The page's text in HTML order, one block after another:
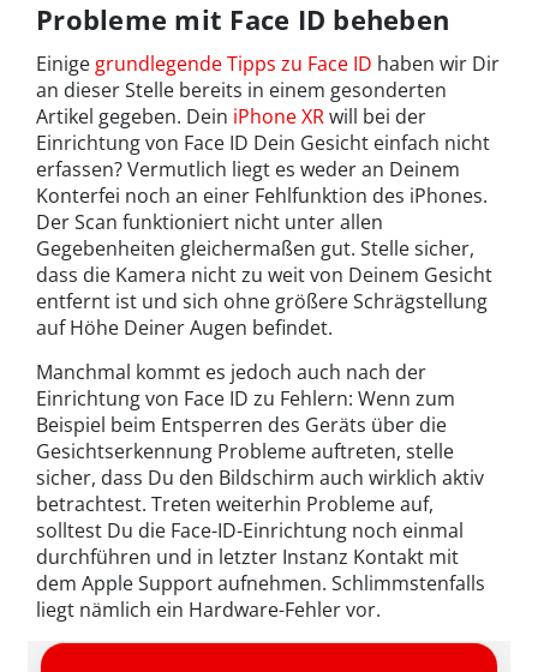
Probleme mit Face ID beheben
Einige grundlegende Tipps zu Face ID haben wir Dir
an dieser Stelle bereits in einem gesonderten
Artikel gegeben. Dein iPhone XRwill bei der
Einrichtung von Face ID Dein Gesicht einfach nicht
erfassen? Vermutlich liegt es weder an Deinem
Konterfei noch an einer Fehlfunktion des iPhones.
Der Scan funktioniert nicht unter allen
Gegebenheiten gleichermaßen gut. Stelle sicher,
dass die Kamera nicht zu weit von Deinem Gesicht
entfernt ist und sich ohne größere Schrägstellung
auf Höhe Deiner Augen befindet.
Manchmal kommt es jedoch auch nach der
Einrichtung von Face ID zu Fehlern: Wenn zum
Beispiel beim Entsperren des Geräts über die
Gesichtserkennung Probleme auftreten, stelle
sicher, dass Du den Bildschirm auch wirklich aktiv
betrachtest. Treten weiterhin Probleme auf,
solltest Du die Face-ID-Einrichtung noch einmal
durchführen und in letzter Instanz Kontakt mit
dem Apple Support aufnehmen. Schlimmstenfalls
liegt nämlich ein Hardware-Fehler vor.